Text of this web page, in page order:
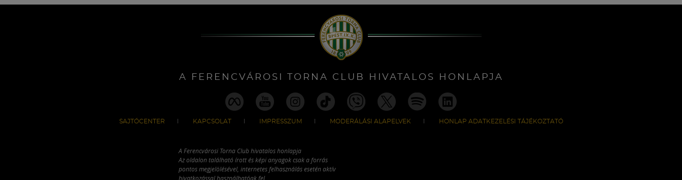
A FERENCVÁROSI TORNA CLUB HIVATALOS HONLAPJA
SAJTÓCENTER KAPCSOLAT IMPRESSZUM MODERÁLÁSI ALAPELVEK HONLAP ADATKEZELÉSI TÁJÉKOZTATÓ
A Ferencvárosi Torna Club hivatalos honlapja
Az oldalon található írott és képi anyagok csak a forrás
pontos megjelölésével, internetes felhasználás esetén aktív
hivatkozással használhatóak fel.